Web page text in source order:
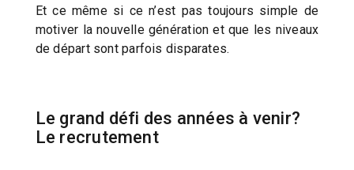
Et ce même si ce n’est pas toujours simple de
motiver la nouvelle génération et que les niveaux
de départ sont parfois disparates.
Le grand défi des années à venir?
Le recrutement